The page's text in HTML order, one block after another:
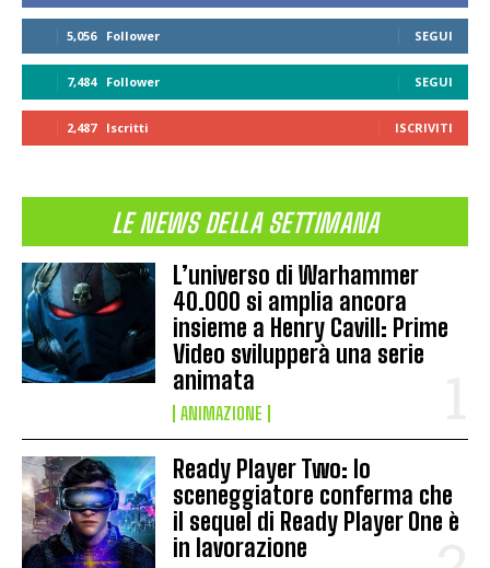
5,056 Follower SEGUI
7,484 Follower SEGUI
2,487 Iscritti ISCRIVITI
LE NEWS DELLA SETTIMANA
L’universo di Warhammer
40.000 si amplia ancora
insieme a Henry Cavill: Prime
Video svilupperà una serie
animata
ANIMAZIONE
Ready Player Two: lo
sceneggiatore conferma che
il sequel di Ready Player One è
in lavorazione